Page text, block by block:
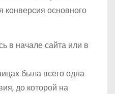
конверсия основного
в начале сайта или в
была всего одна
до которой на